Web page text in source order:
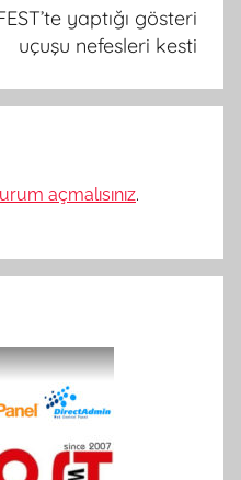
yaptığı gösteri
uçuşu nefesleri kesti
açmalısınız.